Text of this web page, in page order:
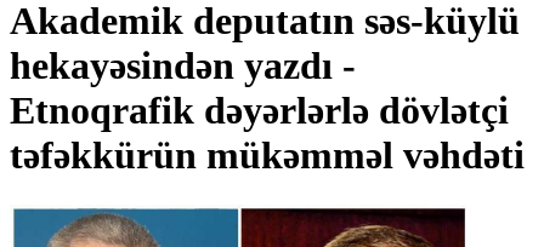
Akademik deputatın səs-küylü
hekayəsindən yazdı -
Etnoqrafik dəyərlərlə dövlətçi
təfəkkürün mükəmməl vəhdəti